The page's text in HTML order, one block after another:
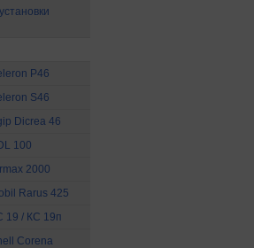
P46
S46
Dicrea 46
100
2000
Rarus 425
19 / КС 19п
Corena